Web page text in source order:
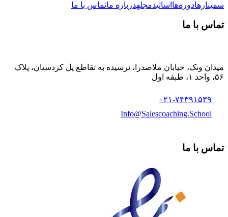
سمینارهادوره‌ها اساتیدمجلهدرباره ماتماس با ما
تماس با ما
میدان ونک، خیابان ملاصدرا، نرسیده به تقاطع پل کردستان، پلاک
۵۶، واحد ۱، طبقه اول
۰۲۱-۷۴۳۹۱۵۳۹
Info@Salescoaching.School
تماس با ما